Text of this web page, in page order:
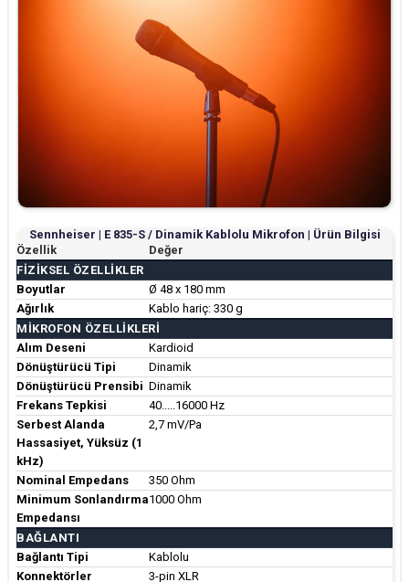
Sennheiser | E 835-S / Dinamik Kablolu Mikrofon | Ürün Bilgisi
Özellik
Değer
FIZIKSEL ÖZELLIKLER
Boyutlar
Ø 48 x 180 mm
Ağırlık
Kablo hariç: 330 g
MIKROFON ÖZELLIKLERI
Alım Deseni
Kardioid
Dönüştürücü Tipi
Dinamik
Dönüştürücü Prensibi Dinamik
Frekans Tepkisi
40.....16000 Hz
Serbest Alanda
Hassasiyet, Yüksüz (1
kHz)
2,7 mV/Pa
Nominal Empedans
350 Ohm
Minimum Sonlandırma
Empedansı
1000 Ohm
BAĞLANTI
Bağlantı Tipi
Kablolu
Konnektörler
3-pin XLR